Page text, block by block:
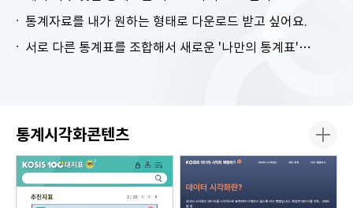
통계자료를 내가 원하는 형태로 다운로드 받고 싶어요.
서로 다른 통계표를 조합해서 새로운 '나만의 통계표'를 만들고 싶어요.
통계시각화콘텐츠